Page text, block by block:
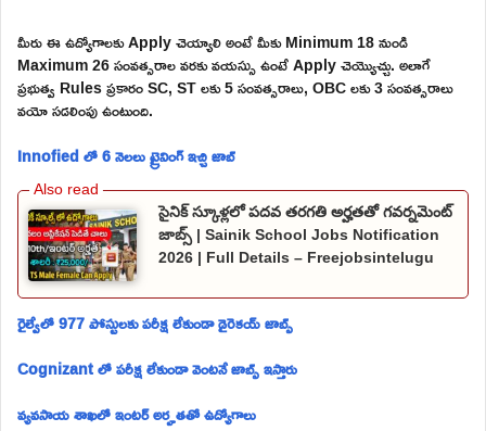
మీరు ఈ ఉద్యోగాలకు Apply చెయ్యాలి అంటే మీకు Minimum 18 నుండి
Maximum 26 సంవత్సరాల వరకు వయస్సు ఉంటే Apply చెయ్యొచ్చు. అలాగే
ప్రభుత్వ Rules ప్రకారం SC, ST లకు 5 సంవత్సరాలు, OBC లకు 3 సంవత్సరాలు
వయో సడలింపు ఉంటుంది.
Innofied లో 6 నెలలు ట్రైనింగ్ ఇచ్చి జాబ్
సైనిక్ స్కూళ్లలో పదవ తరగతి అర్హతతో గవర్నమెంట్
జాబ్స్ | Sainik School Jobs Notification
2026 | Full Details – Freejobsintelugu
రైల్వేలో 977 పోస్టులకు పరీక్ష లేకుండా డైరెకయ్ జాబ్స్
Cognizant లో పరీక్ష లేకుండా వెంటనే జాబ్స్ ఇస్తారు
వ్యవసాయ శాఖలో ఇంటర్ అర్హతతో ఉద్యోగాలు